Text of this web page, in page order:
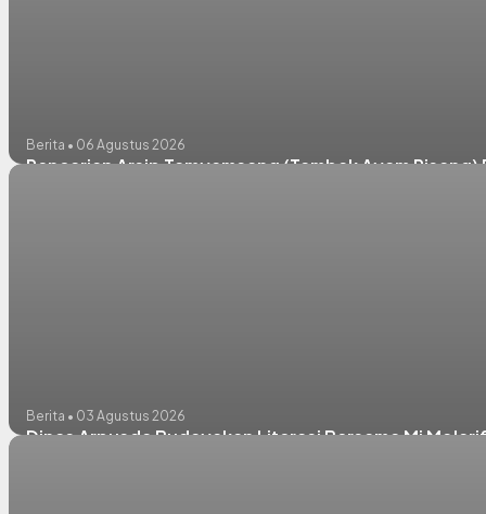
Berita • 06 Agustus 2026
Pencarian Arsip Tamyamsang (Tambak Ayam
Berita • 03 Agustus 2026
Dinas Arpusda Budayakan Literasi Bersama Mi